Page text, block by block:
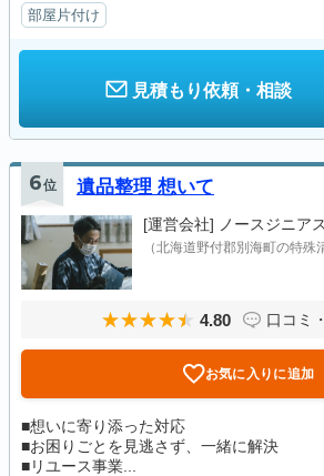
部屋片付け
見積もり依頼・相談
6位 遺品整理 想いて
[運営会社] ノースジニア
（北海道野付郡別海町の特殊
4.80 口コミ
お気に入りに追加
■想いに寄り添った対応
■お困りごとを見逃さず、一緒に解決
■リユース事業...